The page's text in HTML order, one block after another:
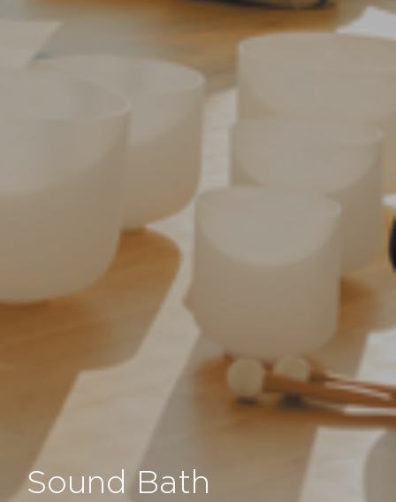
Sound Bath